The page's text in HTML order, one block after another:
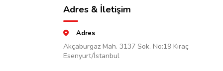
Adres & İletişim
Adres
Akçaburgaz Mah. 3137 Sok. No:19 Kıraç
Esenyurt/İstanbul